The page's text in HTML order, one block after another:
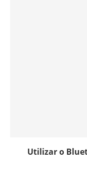
Utilizar o